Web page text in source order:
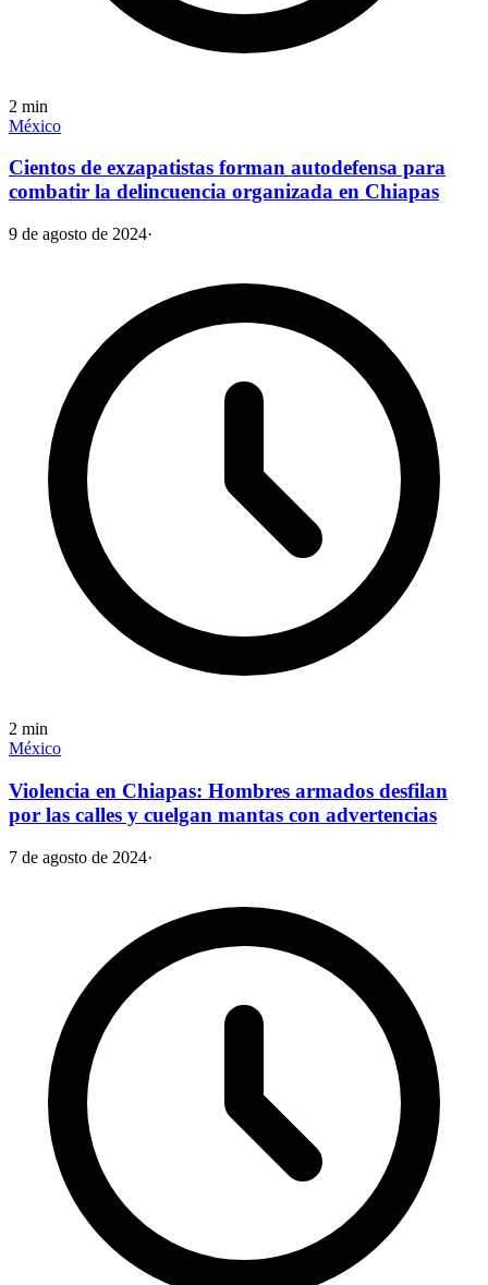
2 min
México
Cientos de exzapatistas forman autodefensa para
combatir la delincuencia organizada en Chiapas
9 de agosto de 2024·
2 min
México
Violencia en Chiapas: Hombres armados desfilan
por las calles y cuelgan mantas con advertencias
7 de agosto de 2024·